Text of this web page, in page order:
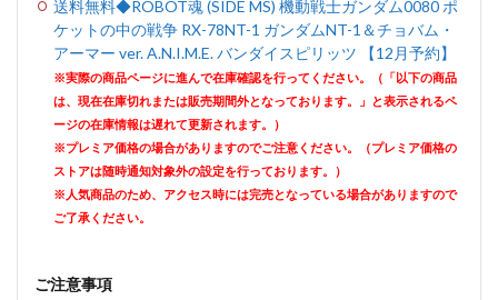
送料無料◆ROBOT魂 (SIDE MS) 機動戦士ガンダム0080 ポ
ケットの中の戦争 RX-78NT-1 ガンダムNT-1＆チョバム・
アーマー ver. A.N.I.M.E. バンダイスピリッツ 【12月予約】
※実際の商品ページに進んで在庫確認を行ってください。（「以下の商品
は、現在在庫切れまたは販売期間外となっております。」と表示されるペ
ージの在庫情報は遅れて更新されます。）
※プレミア価格の場合がありますのでご注意ください。（プレミア価格の
ストアは随時通知対象外の設定を行っております。）
※人気商品のため、アクセス時には完売となっている場合がありますので
ご了承ください。
ご注意事項